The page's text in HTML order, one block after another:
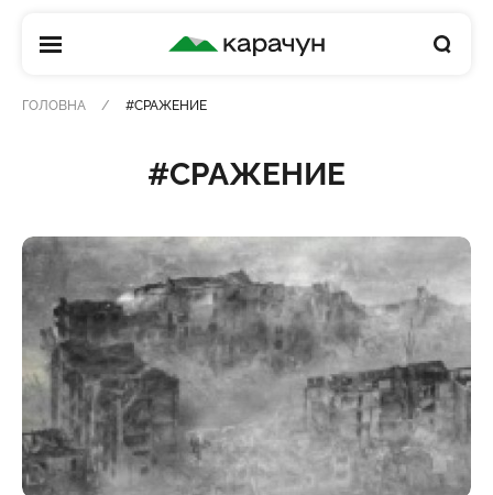
КАРАЧУН
ГОЛОВНА #СРАЖЕНИЕ
#СРАЖЕНИЕ